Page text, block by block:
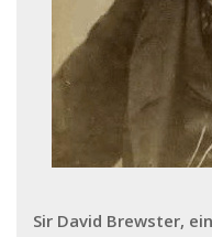
Sir David Brewster,